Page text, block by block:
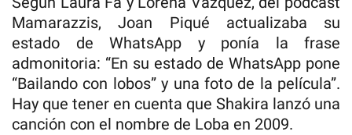
Mamarazzis, Joan Piqué actualizaba su
estado de WhatsApp y ponía la frase
admonitoria: “En su estado de WhatsApp pone
“Bailando con lobos” y una foto de la película”.
Hay que tener en cuenta que Shakira lanzó una
canción con el nombre de Loba en 2009.